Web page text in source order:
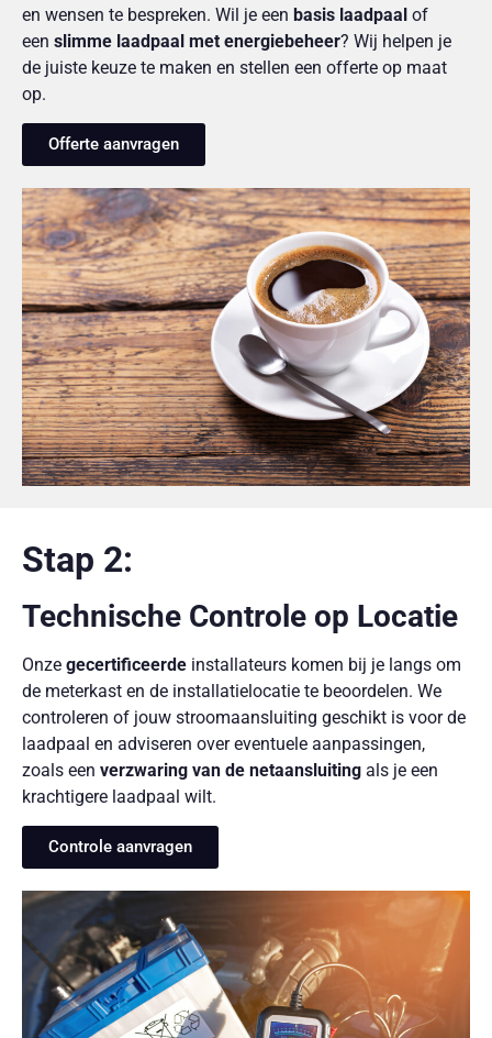
en wensen te bespreken. Wil je een basis laadpaal of
een slimme laadpaal met energiebeheer? Wij helpen je
de juiste keuze te maken en stellen een offerte op maat
op.
Offerte aanvragen
Stap 2:
Technische Controle op Locatie
Onze gecertificeerde installateurs komen bij je langs om
de meterkast en de installatielocatie te beoordelen. We
controleren of jouw stroomaansluiting geschikt is voor de
laadpaal en adviseren over eventuele aanpassingen,
zoals een verzwaring van de netaansluiting als je een
krachtigere laadpaal wilt.
Controle aanvragen